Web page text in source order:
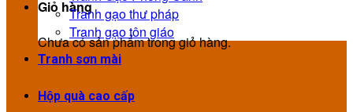
Giỏ hàng
Chưa có sản phẩm trong giỏ hàng.
Tranh gạo thư pháp
Tranh gạo tôn giáo
Tranh sơn mài
Hộp quà cao cấp